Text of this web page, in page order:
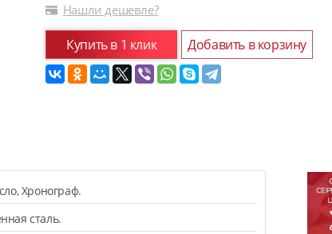
Нашли дешевле?
Купить в 1 клик Добавить в корзину
Хронограф.
сталь.